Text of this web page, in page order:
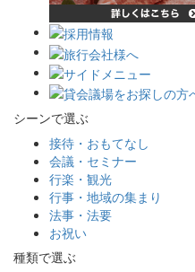
シーンで選ぶ
接待・おもてなし
会議・セミナー
行楽・観光
行事・地域の集まり
法事・法要
お祝い
種類で選ぶ